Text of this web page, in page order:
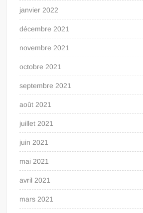
janvier 2022
décembre 2021
novembre 2021
octobre 2021
septembre 2021
août 2021
juillet 2021
juin 2021
mai 2021
avril 2021
mars 2021